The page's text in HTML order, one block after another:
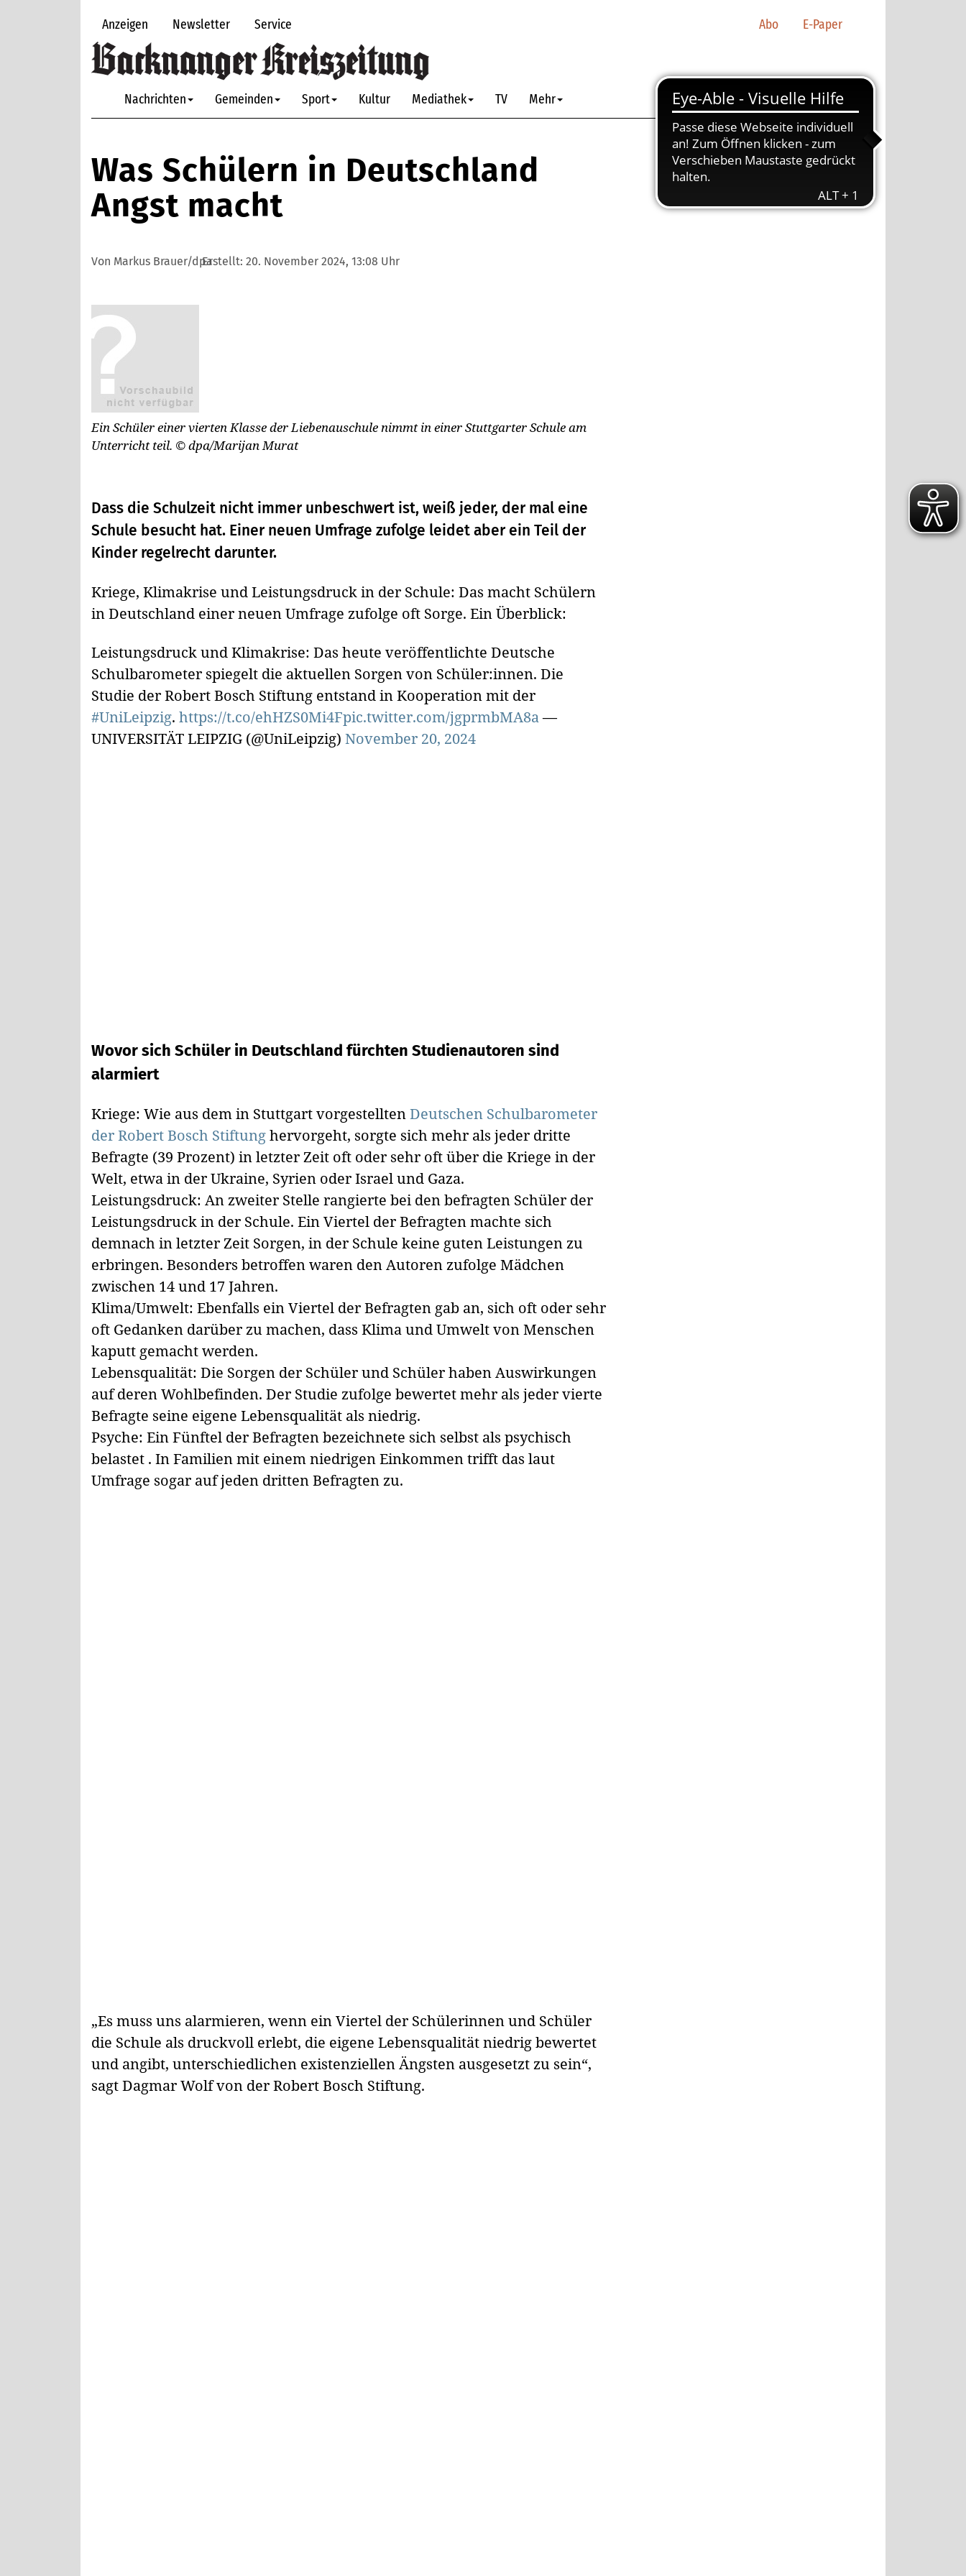
Anzeigen Newsletter Service Abo E-Paper
Nachrichten Gemeinden Sport Kultur Mediathek TV Mehr
Was Schülern in Deutschland
Angst macht
Von Markus Brauer/dpaErstellt: 20. November 2024, 13:08 Uhr
Ein Schüler einer vierten Klasse der Liebenauschule nimmt in einer Stuttgarter Schule am
Unterricht teil. © dpa/Marijan Murat
Dass die Schulzeit nicht immer unbeschwert ist, weiß jeder, der mal eine
Schule besucht hat. Einer neuen Umfrage zufolge leidet aber ein Teil der
Kinder regelrecht darunter.
Kriege, Klimakrise und Leistungsdruck in der Schule: Das macht Schülern
in Deutschland einer neuen Umfrage zufolge oft Sorge. Ein Überblick:
Leistungsdruck und Klimakrise: Das heute veröffentlichte Deutsche
Schulbarometer spiegelt die aktuellen Sorgen von Schüler:innen. Die
Studie der Robert Bosch Stiftung entstand in Kooperation mit der
#UniLeipzig. https://t.co/ehHZS0Mi4Fpic.twitter.com/jgprmbMA8a—
UNIVERSITÄT LEIPZIG (@UniLeipzig) November 20, 2024
Wovor sich Schüler in Deutschland fürchten Studienautoren sind
alarmiert
Kriege: Wie aus dem in Stuttgart vorgestelltenDeutschen Schulbarometer
der Robert Bosch Stiftunghervorgeht, sorgte sich mehr als jeder dritte
Befragte (39 Prozent) in letzter Zeit oft oder sehr oft über die Kriege in der
Welt, etwa in der Ukraine, Syrien oder Israel und Gaza.
Leistungsdruck: An zweiter Stelle rangierte bei den befragten Schüler der
Leistungsdruck in der Schule. Ein Viertel der Befragten machte sich
demnach in letzter Zeit Sorgen, in der Schule keine guten Leistungen zu
erbringen. Besonders betroffen waren den Autoren zufolge Mädchen
zwischen 14 und 17 Jahren.
Klima/Umwelt: Ebenfalls ein Viertel der Befragten gab an, sich oft oder sehr
oft Gedanken darüber zu machen, dass Klima und Umwelt von Menschen
kaputt gemacht werden.
Lebensqualität: Die Sorgen der Schüler und Schüler haben Auswirkungen
auf deren Wohlbefinden. Der Studie zufolge bewertet mehr als jeder vierte
Befragte seine eigene Lebensqualität als niedrig.
Psyche: Ein Fünftel der Befragten bezeichnete sich selbst als psychisch
belastet . In Familien mit einem niedrigen Einkommen trifft das laut
Umfrage sogar auf jeden dritten Befragten zu.
„Es muss uns alarmieren, wenn ein Viertel der Schülerinnen und Schüler
die Schule als druckvoll erlebt, die eigene Lebensqualität niedrig bewertet
und angibt, unterschiedlichen existenziellen Ängsten ausgesetzt zu sein“,
sagt Dagmar Wolf von der Robert Bosch Stiftung.